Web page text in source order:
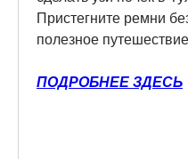
Пристегните ремни
полезное
ПОДРОБНЕЕ ЗДЕСЬ